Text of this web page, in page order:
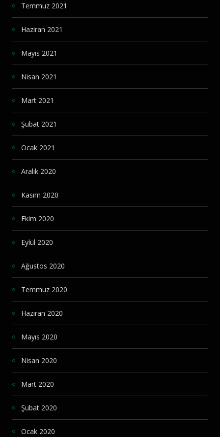
Temmuz 2021
Haziran 2021
Mayıs 2021
Nisan 2021
Mart 2021
Şubat 2021
Ocak 2021
Aralık 2020
Kasım 2020
Ekim 2020
Eylül 2020
Ağustos 2020
Temmuz 2020
Haziran 2020
Mayıs 2020
Nisan 2020
Mart 2020
Şubat 2020
Ocak 2020